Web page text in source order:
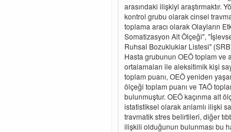
arasındaki ilişkiyi araştırmaktır.
kontrol grubu olarak cinsel travma
toplama aracı olarak Olayların
Somatizasyon Alt Ölçeği",
Ruhsal Bozukluklar Listesi"
Hasta grubunun OEÖ toplam ve
ortalamaları ile aleksitimik kişi
toplam puanı, OEÖ yeniden
ölçeği toplam puanı ve TAÖ
bulunmuştur. OEÖ kaçınma alt
istatistiksel olarak anlamlı ilişki
travmatik stres belirtileri, diğer
ilişkili olduğunun bulunması bu